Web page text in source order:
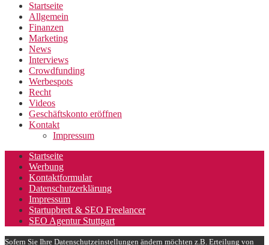
Startseite
Allgemein
Finanzen
Marketing
News
Interviews
Crowdfunding
Werbespots
Recht
Videos
Geschäftskonto eröffnen
Kontakt
Impressum
Startseite
Werbung
Kontaktformular
Datenschutzerklärung
Impressum
Startupbrett & SEO Freelancer
SEO Agentur Stuttgart
Sofern Sie Ihre Datenschutzeinstellungen ändern möchten z.B. Erteilung von